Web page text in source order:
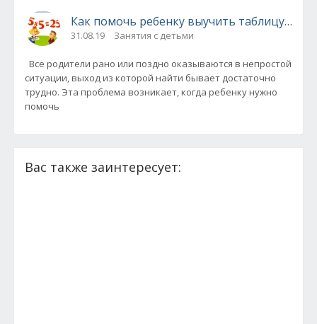
Как помочь ребенку выучить таблицу
31.08.19 Занятия с детьми
ситуации, выход из которой найти бывает достаточно
трудно. Эта проблема возникает, когда ребенку нужно
помочь
Вас также заинтересует: